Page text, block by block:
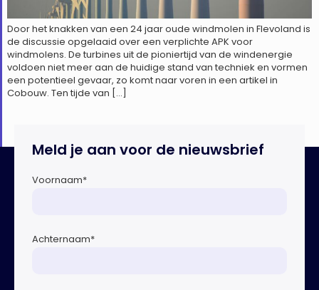
Door het knakken van een 24 jaar oude windmolen in Flevoland is
de discussie opgelaaid over een verplichte APK voor
windmolens. De turbines uit de pioniertijd van de windenergie
voldoen niet meer aan de huidige stand van techniek en vormen
een potentieel gevaar, zo komt naar voren in een artikel in
Cobouw. Ten tijde van […]
Meld je aan voor de nieuwsbrief
Voornaam*
Achternaam*